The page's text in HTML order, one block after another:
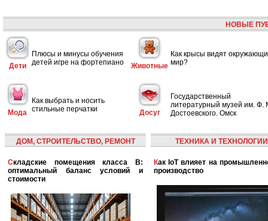
НОВЫЕ
Дети
Плюсы и минусы обучения
детей игре на фортепиано
Животные
Как крысы видят
мир?
Мода
Как выбрать и носить
стильные перчатки
Досуг
Государственный
литературный музей им. Ф.
Достоевского. Омск
ДОМ, СТРОИТЕЛЬСТВО, РЕМОНТ
Складские помещения класса B:
оптимальный баланс условий и
стоимости
ТЕХНИКА И ТЕХНОЛОГИИ
Как IoT влияет на промышленность и
производство